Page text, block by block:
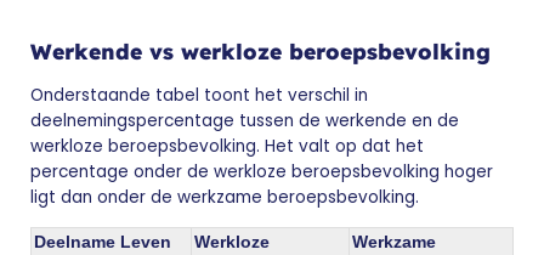
Werkende vs werkloze beroepsbevolking
Onderstaande tabel toont het verschil in
deelnemingspercentage tussen de werkende en de
werkloze beroepsbevolking. Het valt op dat het
percentage onder de werkloze beroepsbevolking hoger
ligt dan onder de werkzame beroepsbevolking.
Deelname Leven
Werkloze
Werkzame